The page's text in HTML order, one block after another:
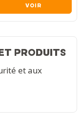
VOIR
PRODUITS
et aux